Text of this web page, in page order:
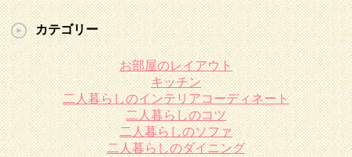
カテゴリー
お部屋のレイアウト
キッチン
二人暮らしのインテリアコーディネート
二人暮らしのコツ
二人暮らしのソファ
二人暮らしのダイニング